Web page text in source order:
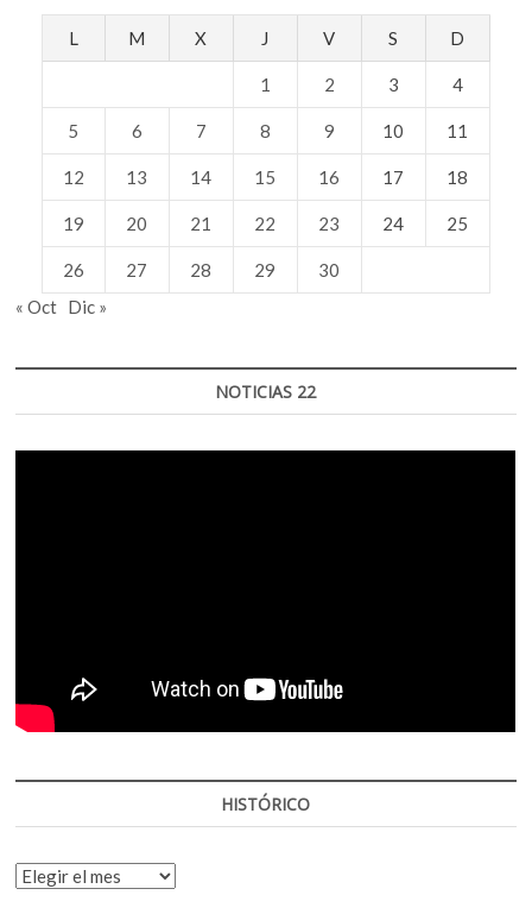
L M X J V S D
1 2 3 4
5 6 7 8 9 10 11
12 13 14 15 16 17 18
19 20 21 22 23 24 25
26 27 28 29
30
« Oct Dic »
NOTICIAS 22
HISTÓRICO
HISTÓRICO